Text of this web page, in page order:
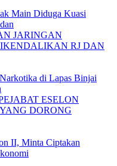
Main Diduga Kuasi
di Lapas Binjai
II, Minta Ciptakan